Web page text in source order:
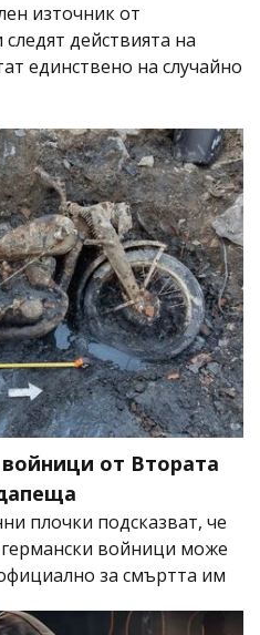
източник от
действията на
единствено на случайно
от Втората
плочки подсказват, че
войници може
за смъртта им